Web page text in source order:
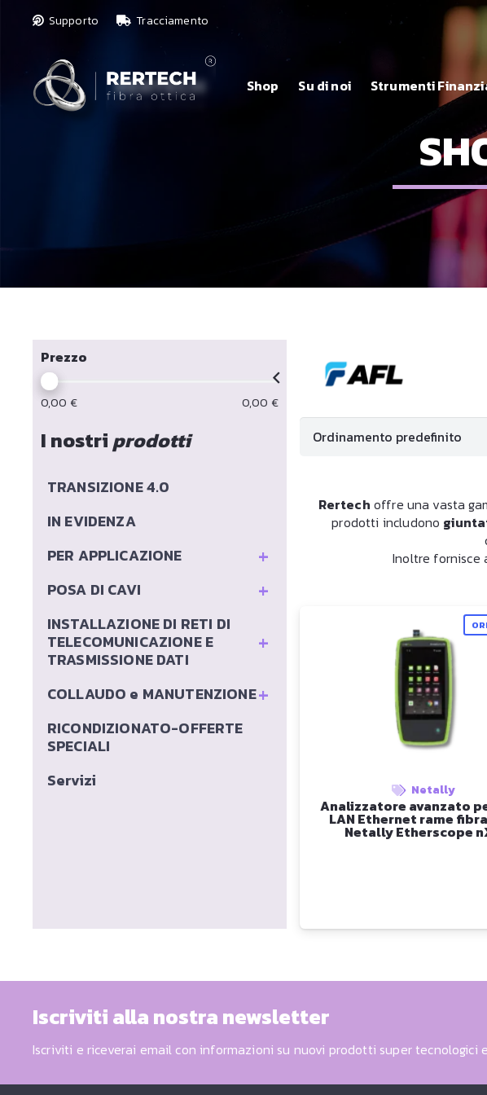
Supporto Tracciamento
Shop Su di noi Strumenti
Prezzo
0,00 € 0,00 €
I nostri prodotti
TRANSIZIONE 4.0
IN EVIDENZA
+
PER APPLICAZIONE
+
POSA DI CAVI
+
INSTALLAZIONE DI RETI DI
TELECOMUNICAZIONE E
TRASMISSIONE DATI
+
COLLAUDO e MANUTENZIONE
RICONDIZIONATO-OFFERTE
SPECIALI
Servizi
Rertech offre una vasta
prodotti includono
Inoltre fornisce
Netally
Analizzatore avanzato
LAN Ethernet rame
Netally Etherscope
Iscriviti alla nostra newsletter
Iscriviti e riceverai email con informazioni su nuovi prodotti super tecnologici